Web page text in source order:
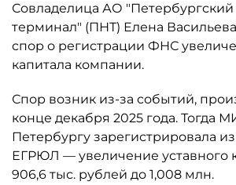
Совладелица АО
терминал" (ПНТ) Елена
спор о регистрации ФНС
капитала компании.
Спор возник из-за событий,
конце декабря 2025 года. Тогда
Петербургу зарегистрировала
ЕГРЮЛ — увеличение уставного
906,6 тыс. рублей до 1,008 млн.